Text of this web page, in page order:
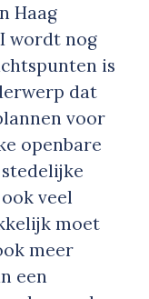
Haag
wordt nog
is
dat
voor
openbare
veel
moet
meer
een